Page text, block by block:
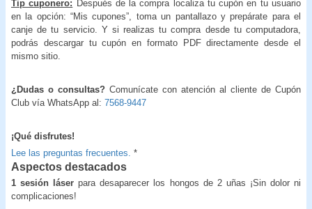
Tip cuponero: Después de la compra localiza tu cupón en tu usuario
en la opción: “Mis cupones”, toma un pantallazo y prepárate para el
canje de tu servicio. Y si realizas tu compra desde tu computadora,
podrás descargar tu cupón en formato PDF directamente desde el
mismo sitio.
¿Dudas o consultas? Comunícate con atención al cliente de Cupón
Club vía WhatsApp al: 7568-9447
¡Qué disfrutes!
Lee las preguntas frecuentes. *
Aspectos destacados
1 sesión láserpara desaparecer los hongos de 2 uñas ¡Sin dolor ni
complicaciones!